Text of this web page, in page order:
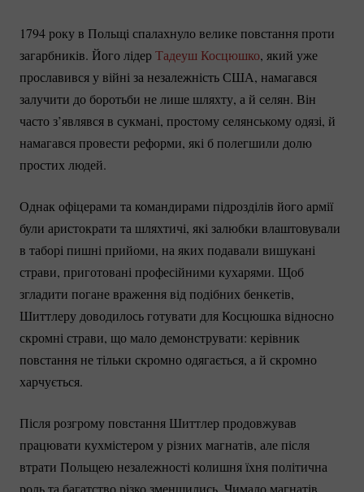
1794 року в Польщі спалахнуло велике повстання проти
загарбників. Його лідерТадеуш Косцюшко, який уже
прославився у війні за незалежність США, намагався
залучити до боротьби не лише шляхту, а й селян. Він
часто з’являвся в сукмані, простому селянському одязі, й
намагався провести реформи, які б полегшили долю
простих людей.
Однак офіцерами та командирами підрозділів його армії
були аристократи та шляхтичі, які залюбки влаштовували
в таборі пишні прийоми, на яких подавали вишукані
страви, приготовані професійними кухарями. Щоб
згладити погане враження від подібних бенкетів,
Шиттлеру доводилось готувати для Косцюшка відносно
скромні страви, що мало демонструвати: керівник
повстання не тільки скромно одягається, а й скромно
харчується.
Після розгрому повстання Шиттлер продовжував
працювати кухмістером у різних магнатів, але після
втрати Польщею незалежності колишня їхня політична
роль та багатство різко зменшились. Чимало магнатів